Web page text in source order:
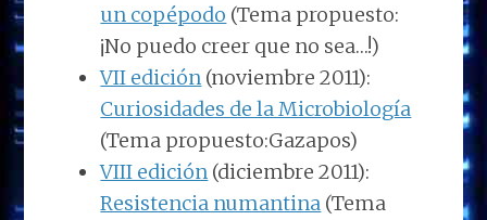
un copépodo (Tema propuesto:
¡No puedo creer que no sea…!)
VII edición (noviembre 2011):
Curiosidades de la Microbiología
(Tema propuesto:Gazapos)
VIII edición (diciembre 2011):
Resistencia numantina (Tema